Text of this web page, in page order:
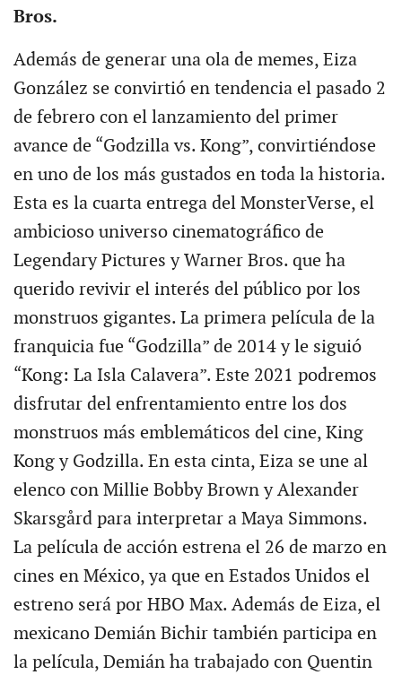
Bros.
Además de generar una ola de memes, Eiza
González se convirtió en tendencia el pasado 2
de febrero con el lanzamiento del primer
avance de “Godzilla vs. Kong”, convirtiéndose
en uno de los más gustados en toda la historia.
Esta es la cuarta entrega del MonsterVerse, el
ambicioso universo cinematográfico de
Legendary Pictures y Warner Bros. que ha
querido revivir el interés del público por los
monstruos gigantes. La primera película de la
franquicia fue “Godzilla” de 2014 y le siguió
“Kong: La Isla Calavera”. Este 2021 podremos
disfrutar del enfrentamiento entre los dos
monstruos más emblemáticos del cine, King
Kong y Godzilla. En esta cinta, Eiza se une al
elenco con Millie Bobby Brown y Alexander
Skarsgård para interpretar a Maya Simmons.
La película de acción estrena el 26 de marzo en
cines en México, ya que en Estados Unidos el
estreno será por HBO Max. Además de Eiza, el
mexicano Demián Bichir también participa en
la película, Demián ha trabajado con Quentin